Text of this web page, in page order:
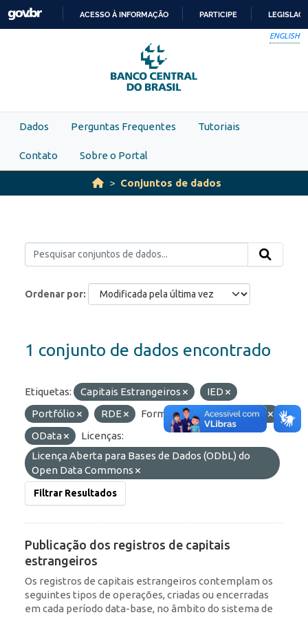
Skip to main content
PARA
O
CONTEÚDO
ACESSO À INFORMAÇÃO PARTICIPE
ENGLISH
Dados Perguntas Frequentes Tutoriais
Contato Sobre o Portal
Conjuntos de dados
Ordenar por
1 conjunto de dados encontrado
Etiquetas: Capitais Estrangeiros
IED
Portfólio
RDE Formatos: API
JSON
OData
Licenças:
Licença Aberta para Bases de Dados (ODbL) do
Open Data Commons
Filtrar Resultados
Publicação dos registros de capitais
estrangeiros
Os registros de capitais estrangeiros contemplam os
seguintes tipos de operações, criadas ou encerradas
em cada período data-base, no âmbito do sistema de